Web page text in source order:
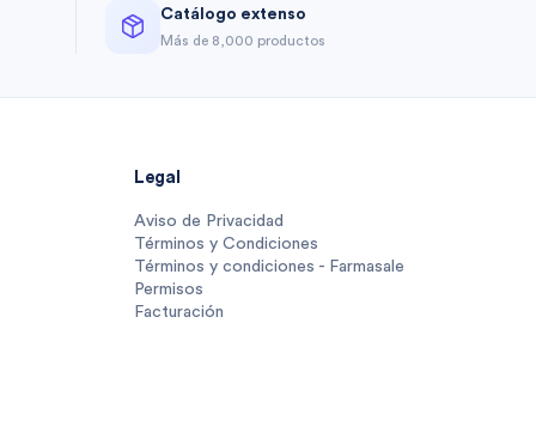
Catálogo extenso
Más de 8,000 productos
Legal
Aviso de Privacidad
Términos y Condiciones
Términos y condiciones - Farmasale
Permisos
Facturación